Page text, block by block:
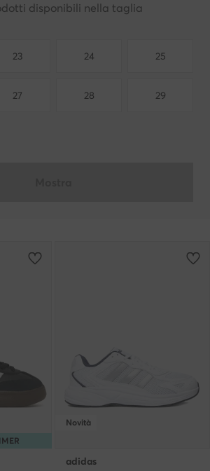
disponibili nella taglia
23 24 25
27 28 29
Novità
adidas